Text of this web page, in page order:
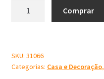
Daniels
quantidade
Comprar
SKU: 31066
Categorias: Casa e Decoração,